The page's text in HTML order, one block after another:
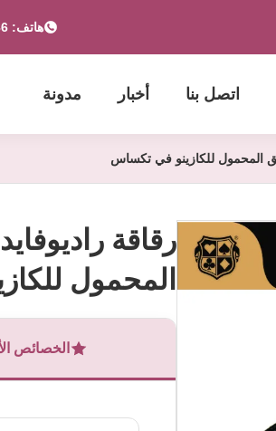
هاتف: 86-139 2695 2822-853-6341 4525
اتصل بنا أخبار مدونة
المحمول
الخصائص